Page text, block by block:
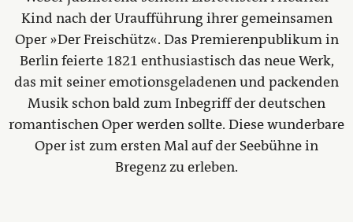
Kind nach der Uraufführung ihrer gemeinsamen
Oper »Der Freischütz«. Das Premierenpublikum in
Berlin feierte 1821 enthusiastisch das neue Werk,
das mit seiner emotionsgeladenen und packenden
Musik schon bald zum Inbegriff der deutschen
romantischen Oper werden sollte. Diese wunderbare
Oper ist zum ersten Mal auf der Seebühne in
Bregenz zu erleben.